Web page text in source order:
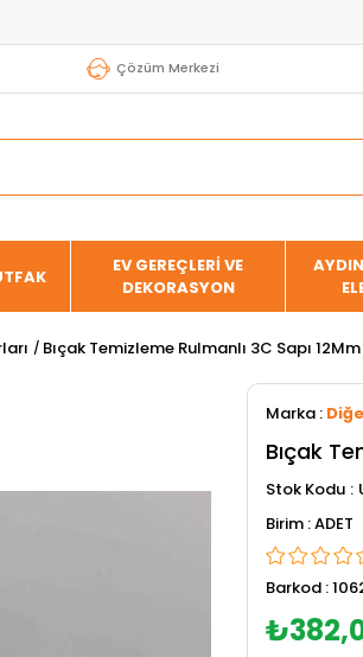
Çözüm Merkezi
EV GEREÇLERİ VE
DEKORASYON
Bıçak Temizleme Rulmanlı 3C Sapı
Marka :
Bıçak
Stok Kodu
ADET
Barkod :